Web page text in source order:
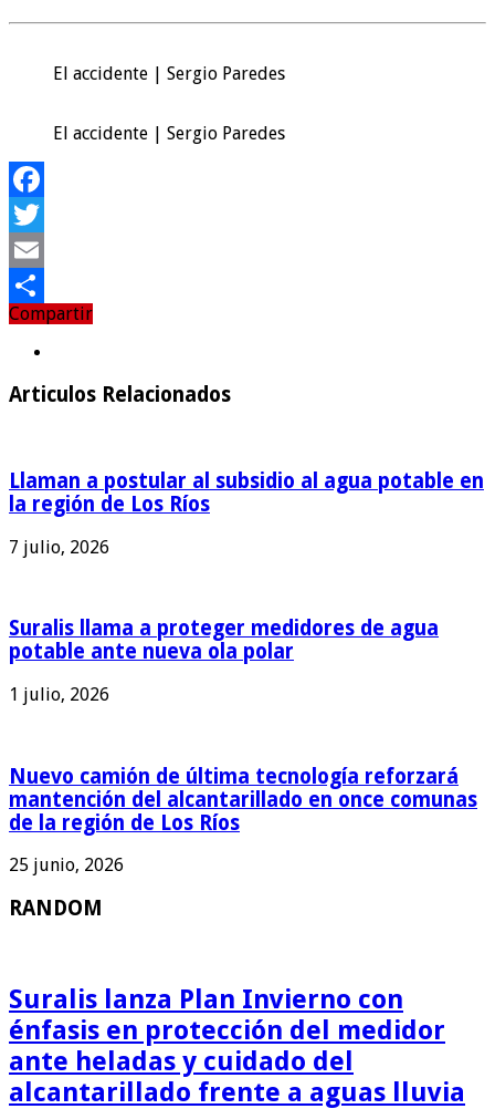
El accidente | Sergio Paredes
El accidente | Sergio Paredes
Facebook
Twitter
Email
Compartir
Compartir
Articulos Relacionados
Llaman a postular al subsidio al agua potable en
la región de Los Ríos
7 julio, 2026
Suralis llama a proteger medidores de agua
potable ante nueva ola polar
1 julio, 2026
Nuevo camión de última tecnología reforzará
mantención del alcantarillado en once comunas
de la región de Los Ríos
25 junio, 2026
RANDOM
Suralis lanza Plan Invierno con
énfasis en protección del medidor
ante heladas y cuidado del
alcantarillado frente a aguas lluvia